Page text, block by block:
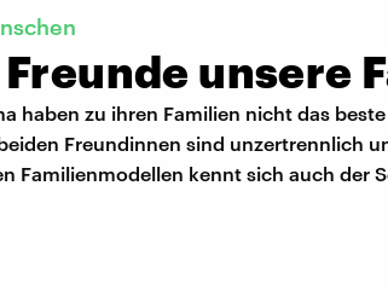
unsere
haben zu ihren Familien nicht das
Freundinnen sind unzertrennlich
Familienmodellen kennt sich auch der